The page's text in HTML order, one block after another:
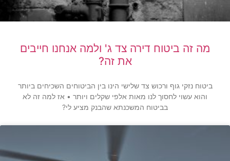
מה זה ביטוח דירה צד ג' ולמה אנחנו חייבים
את זה?
ביטוח נזקי גוף ורכוש צד שלישי הינו בין הביטוחים השכיחים ביותר
והוא עשוי לחסוך לנו מאות אלפי שקלים ויותר • אז למה זה לא
בביטוח המשכנתא שהבנק מציע לי?